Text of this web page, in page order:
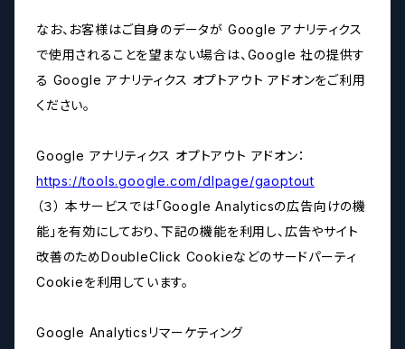
なお、お客様はご自身のデータが Google アナリティクス
で使用されることを望まない場合は、Google 社の提供す
る Google アナリティクス オプトアウト アドオンをご利用
ください。
Google アナリティクス オプトアウト アドオン：
https://tools.google.com/dlpage/gaoptout
（３） 本サービスでは「Google Analyticsの広告向けの機
能」を有効にしており、下記の機能を利用し、広告やサイト
改善のためDoubleClick Cookieなどのサードパーティ
Cookieを利用しています。
Google Analyticsリマーケティング